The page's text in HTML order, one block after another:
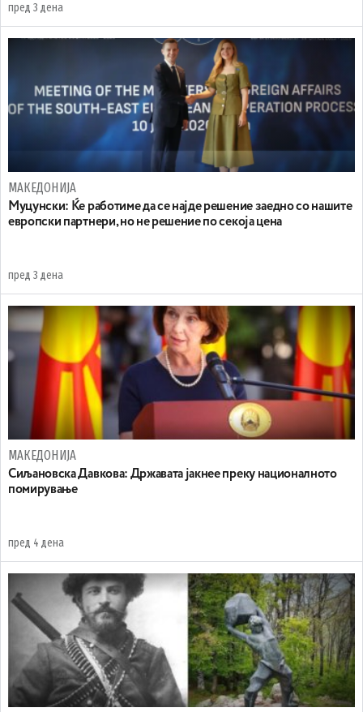
пред 3 дена
МАКЕДОНИЈА
Муцунски: Ќе работиме да се најде решение заедно со нашите
европски партнери, но не решение по секоја цена
пред 3 дена
МАКЕДОНИЈА
Сиљановска Давкова: Државата јакнее преку националното
помирување
пред 4 дена